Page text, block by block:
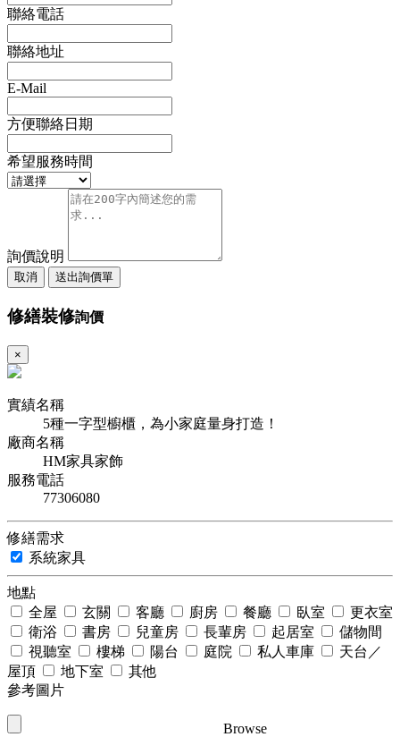
聯絡電話
聯絡地址
E-Mail
方便聯絡日期
希望服務時間
詢價說明
取消 送出詢價單
修繕裝修詢價
×
實績名稱
5種一字型櫥櫃，為小家庭量身打造！
廠商名稱
HM家具家飾
服務電話
77306080
修繕需求
系統家具
地點
全屋
玄關 客廳 廚房 餐廳 臥室
更衣室
衛浴
書房 兒童房 長輩房 起居室
儲物間
視聽室
樓梯 陽台 庭院 私人車庫
天台／
屋頂
地下室
其他
參考圖片
Browse